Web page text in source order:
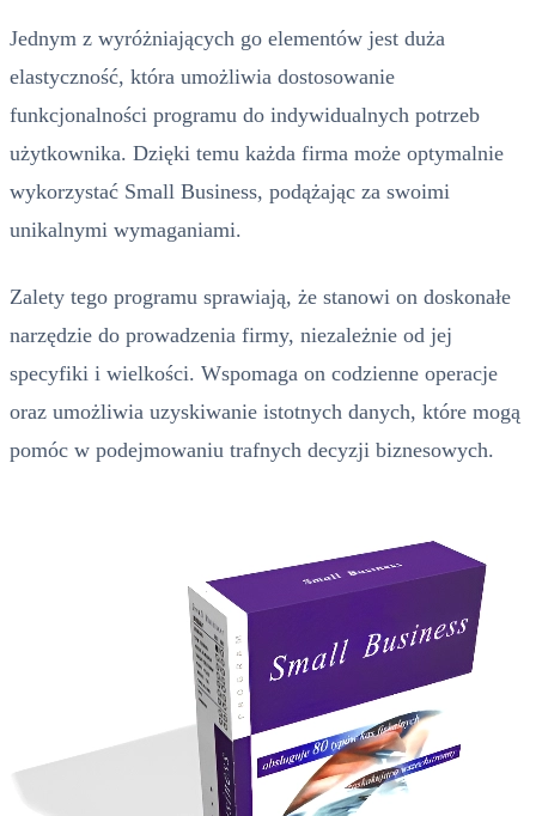
Jednym z wyróżniających go elementów jest duża
elastyczność, która umożliwia dostosowanie
funkcjonalności programu do indywidualnych potrzeb
użytkownika. Dzięki temu każda firma może optymalnie
wykorzystać Small Business, podążając za swoimi
unikalnymi wymaganiami.
Zalety tego programu sprawiają, że stanowi on doskonałe
narzędzie do prowadzenia firmy, niezależnie od jej
specyfiki i wielkości. Wspomaga on codzienne operacje
oraz umożliwia uzyskiwanie istotnych danych, które mogą
pomóc w podejmowaniu trafnych decyzji biznesowych.